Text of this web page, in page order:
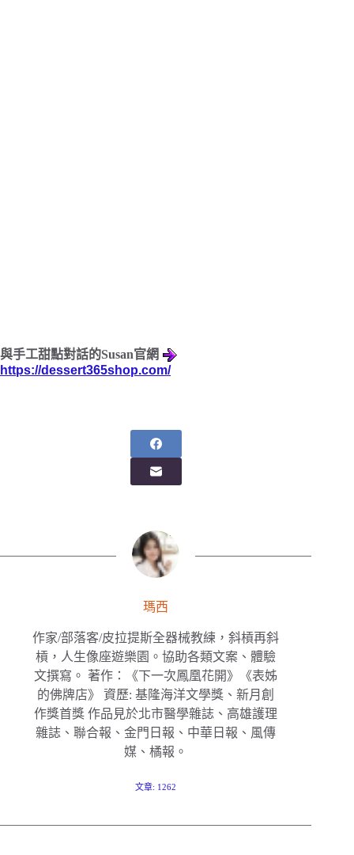
與手工甜點對話的Susan官網
https://dessert365shop.com/
瑪西
作家/部落客/皮拉提斯全器械教練，斜槓再斜
槓，人生像座遊樂園。協助各類文案、體驗
文撰寫。 著作：《下一次鳳凰花開》《表姊
的佛牌店》 資歷: 基隆海洋文學獎、新月創
作獎首獎 作品見於北市醫學雜誌、高雄護理
雜誌、聯合報、金門日報、中華日報、風傳
媒、橘報。
文章: 1262